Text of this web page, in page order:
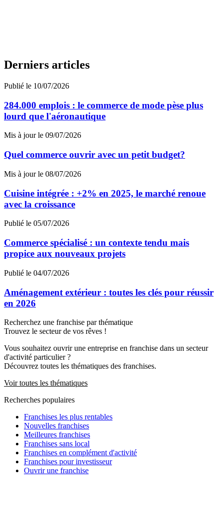
Derniers articles
Publié le 10/07/2026
284.000 emplois : le commerce de mode pèse plus
lourd que l'aéronautique
Mis à jour le 09/07/2026
Quel commerce ouvrir avec un petit budget?
Mis à jour le 08/07/2026
Cuisine intégrée : +2% en 2025, le marché renoue
avec la croissance
Publié le 05/07/2026
Commerce spécialisé : un contexte tendu mais
propice aux nouveaux projets
Publié le 04/07/2026
Aménagement extérieur : toutes les clés pour réussir
en 2026
Recherchez une franchise par thématique
Trouvez le secteur de vos rêves !
Vous souhaitez ouvrir une entreprise en franchise dans un secteur
d'activité particulier ?
Découvrez toutes les thématiques des franchises.
Voir toutes les thématiques
Recherches populaires
Franchises les plus rentables
Nouvelles franchises
Meilleures franchises
Franchises sans local
Franchises en complément d'activité
Franchises pour investisseur
Ouvrir une franchise